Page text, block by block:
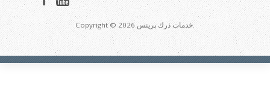
Copyright © 2026 خدمات درك پرينس.